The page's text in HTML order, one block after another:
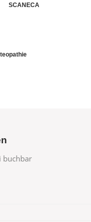
SCANECA
buchbar